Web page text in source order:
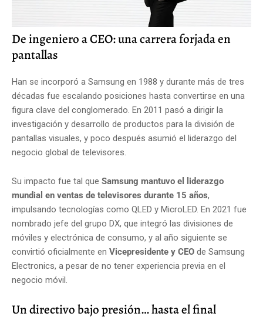
De ingeniero a CEO: una carrera forjada en
pantallas
Han se incorporó a Samsung en 1988 y durante más de tres
décadas fue escalando posiciones hasta convertirse en una
figura clave del conglomerado. En 2011 pasó a dirigir la
investigación y desarrollo de productos para la división de
pantallas visuales, y poco después asumió el liderazgo del
negocio global de televisores.
Su impacto fue tal que Samsung mantuvo el liderazgo
mundial en ventas de televisores durante 15 años,
impulsando tecnologías como QLED y MicroLED. En 2021 fue
nombrado jefe del grupo DX, que integró las divisiones de
móviles y electrónica de consumo, y al año siguiente se
convirtió oficialmente en Vicepresidente y CEO de Samsung
Electronics, a pesar de no tener experiencia previa en el
negocio móvil.
Un directivo bajo presión… hasta el final